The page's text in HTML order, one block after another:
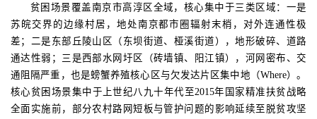
贫困场景覆盖南京市高淳区全域，核心集中于三类区域：一是
苏皖交界的边缘村居，地处南京都市圈辐射末梢，对外连通性极
差；二是东部丘陵山区（东坝街道、桠溪街道），地形破碎、道路
通达性弱；三是西部水网圩区（砖墙镇、阳江镇），河网密布、交
通阻隔严重，也是螃蟹养殖核心区与欠发达片区集中地（Where）。
核心贫困场景集中于上世纪八九十年代至2015年国家精准扶贫战略
全面实施前，部分农村路网短板与管护问题的影响延续至脱贫攻坚